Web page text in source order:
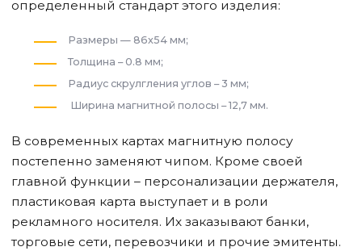
определенный стандарт этого изделия:
Размеры — 86х54 мм;
Толщина – 0.8 мм;
Радиус скрулгления углов – 3 мм;
Ширина магнитной полосы – 12,7 мм.
В современных картах магнитную полосу
постепенно заменяют чипом. Кроме своей
главной функции – персонализации держателя,
пластиковая карта выступает и в роли
рекламного носителя. Их заказывают банки,
торговые сети, перевозчики и прочие эмитенты.